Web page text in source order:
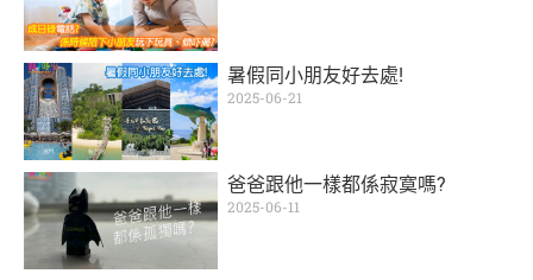
暑假同小朋友好去處!
2025-06-21
爸爸跟他一樣都係寂寞嗎?
2025-06-11